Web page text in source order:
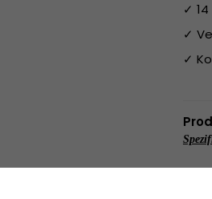
✓
✓
✓